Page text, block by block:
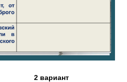
2 вариант